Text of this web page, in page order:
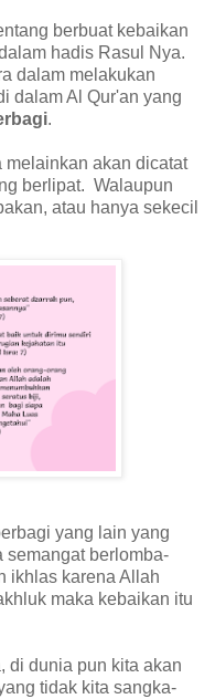
berbuat kebaikan
hadis Rasul Nya.
dalam melakukan
dalam Al Qur'an yang
.
melainkan akan dicatat
berlipat. Walaupun
atau hanya sekecil
yang lain yang
semangat berlomba-
ikhlas karena Allah
maka kebaikan itu
di dunia pun kita akan
tidak kita sangka-